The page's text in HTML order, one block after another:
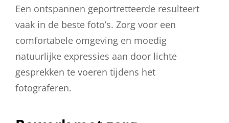
Een ontspannen geportretteerde resulteert
vaak in de beste foto’s. Zorg voor een
comfortabele omgeving en moedig
natuurlijke expressies aan door lichte
gesprekken te voeren tijdens het
fotograferen.